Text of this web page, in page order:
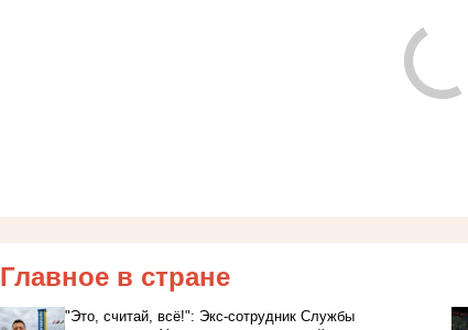
Главное в стране
"Это, считай, всё!": Экс-сотрудник Службы